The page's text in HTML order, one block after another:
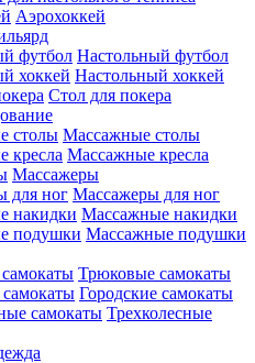
Аэрохоккей
Настольный футбол
Настольный хоккей
Стол для покера
Массажные столы
Массажные кресла
Массажеры
Массажеры для ног
Массажные накидки
Массажные подушки
Трюковые самокаты
Городские самокаты
Трехколесные